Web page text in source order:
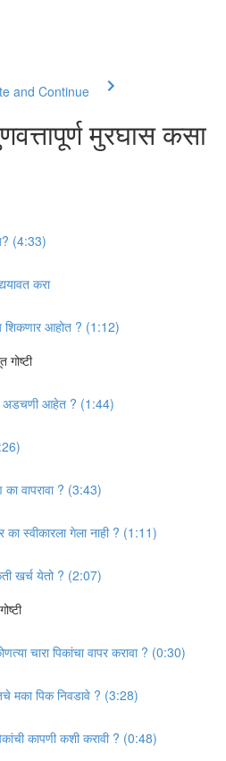
and Continue
मुरघास कसा
(4:33)
करा
शिकणार आहोत ? (1:12)
गोष्टी
अडचणी आहेत ? (1:44)
वापरावा ? (3:43)
का स्वीकारला गेला नाही ? (1:11)
खर्च येतो ? (2:07)
चारा पिकांचा वापर करावा ? (0:30)
मका पिक निवडावे ? (3:28)
कापणी कशी करावी ? (0:48)